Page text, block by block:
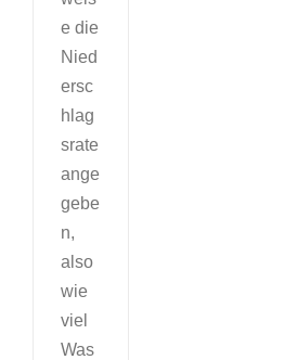
e die
Nied
ersc
hlag
srate
ange
gebe
n,
also
wie
viel
Was